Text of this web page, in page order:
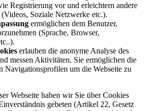
Registrierung vor und erleichtern andere
Soziale Netzwerke etc.).
ermöglichen dem Benutzer,
(Sprache, Browser,
erlauben die anonyme Analyse des
messen Aktivitäten. Sie ermöglichen die
Navigationsprofilen um die Webseite zu
Webseite haben wir Sie über Cookies
gebeten (Artikel 22, Gesetz